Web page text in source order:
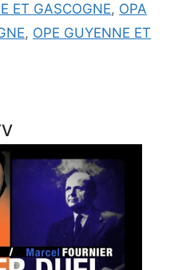
ET GASCOGNE, OPA
, OPE GUYENNE ET